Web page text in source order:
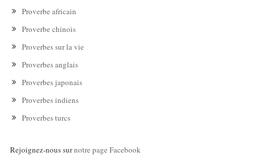
Proverbe africain
Proverbe chinois
Proverbes sur la vie
Proverbes anglais
Proverbes japonais
Proverbes indiens
Proverbes turcs
Rejoignez-nous surnotre page Facebook